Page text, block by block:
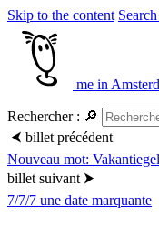
Skip to the content
me in
Rechercher : 🔎
⮜ billet précédent
Nouveau mot:
billet suivant ⮞
7/7/7 une date marquante